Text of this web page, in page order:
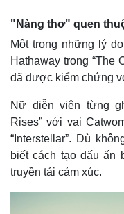
"Nàng thơ" quen
Một trong những lý
Hathaway trong “The
đã được kiểm chứng
Nữ diễn viên từng
Rises” với vai
“Interstellar”. Dù
biết cách tạo dấu ấn
truyền tải cảm xúc.